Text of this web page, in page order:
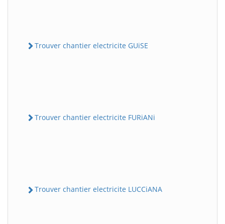
Trouver chantier electricite GUiSE
Trouver chantier electricite FURiANi
Trouver chantier electricite LUCCiANA